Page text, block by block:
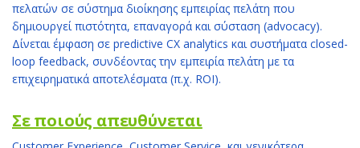
πελατών σε σύστημα διοίκησης εμπειρίας πελάτη που
δημιουργεί πιστότητα, επαναγορά και σύσταση (advocacy).
Δίνεται έμφαση σε predictive CX analytics και συστήματα closed-
loop feedback, συνδέοντας την εμπειρία πελάτη με τα
επιχειρηματικά αποτελέσματα (π.χ. ROI).
Σε ποιούς απευθύνεται